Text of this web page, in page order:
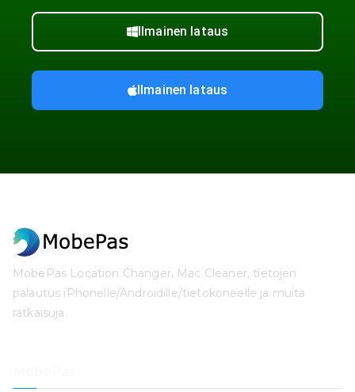
Ilmainen lataus
Ilmainen lataus
MobePas Location Changer, Mac Cleaner, tietojen
palautus iPhonelle/Androidille/tietokoneelle ja muita
ratkaisuja.